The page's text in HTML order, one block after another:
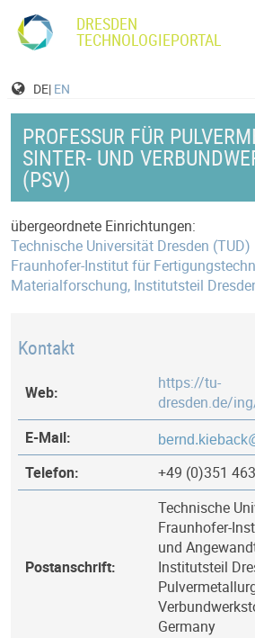
DRESDEN
TECHNOLOGIEPORTAL
DE| EN
PROFESSUR FÜR
SINTER- UND
(PSV)
übergeordnete Einrichtungen:
Technische Universität Dresden (TUD)
Fraunhofer-Institut für
Materialforschung, Institutsteil
Kontakt
Web:
https://tu-
dresden.de/
E-Mail:
Telefon:
+49 (0)351
Postanschrift:
Technische
Fraunhofer-
und
Institutsteil
Germany